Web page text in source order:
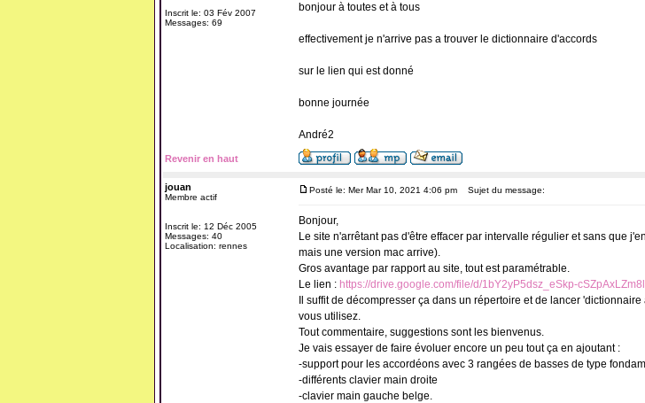
Inscrit le: 03 Fév 2007
Messages: 69
bonjour à toutes et à tous
effectivement je n'arrive pas a trouver le dictionnaire d'accords
sur le lien qui est donné
bonne journée
André2
Revenir en haut
jouan
Membre actif
Inscrit le: 12 Déc 2005
Messages: 40
Localisation: rennes
Posté le: Mer Mar 10, 2021 4:06 pm Sujet du message:
Bonjour,
Le site n'arrêtant pas d'être effacer par intervalle régulier et sans que
mais une version mac arrive).
Gros avantage par rapport au site, tout est paramétrable.
Le lien : https://drive.google.com/file/d/1bY2yP5dsz_eSkp-
Il suffit de décompresser ça dans un répertoire et de lancer
vous utilisez.
Tout commentaire, suggestions sont les bienvenus.
Je vais essayer de faire évoluer encore un peu tout ça en ajoutant :
-support pour les accordéons avec 3 rangées de basses de type
-différents clavier main droite
-clavier main gauche belge.